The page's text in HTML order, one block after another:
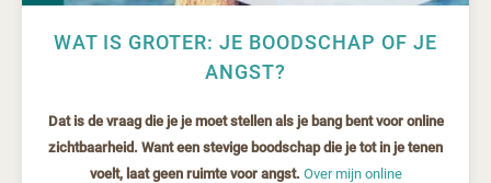
WAT IS GROTER: JE BOODSCHAP OF JE
ANGST?
Dat is de vraag die je je moet stellen als je bang bent voor online
zichtbaarheid. Want een stevige boodschap die je tot in je tenen
voelt, laat geen ruimte voor angst. Over mijn online